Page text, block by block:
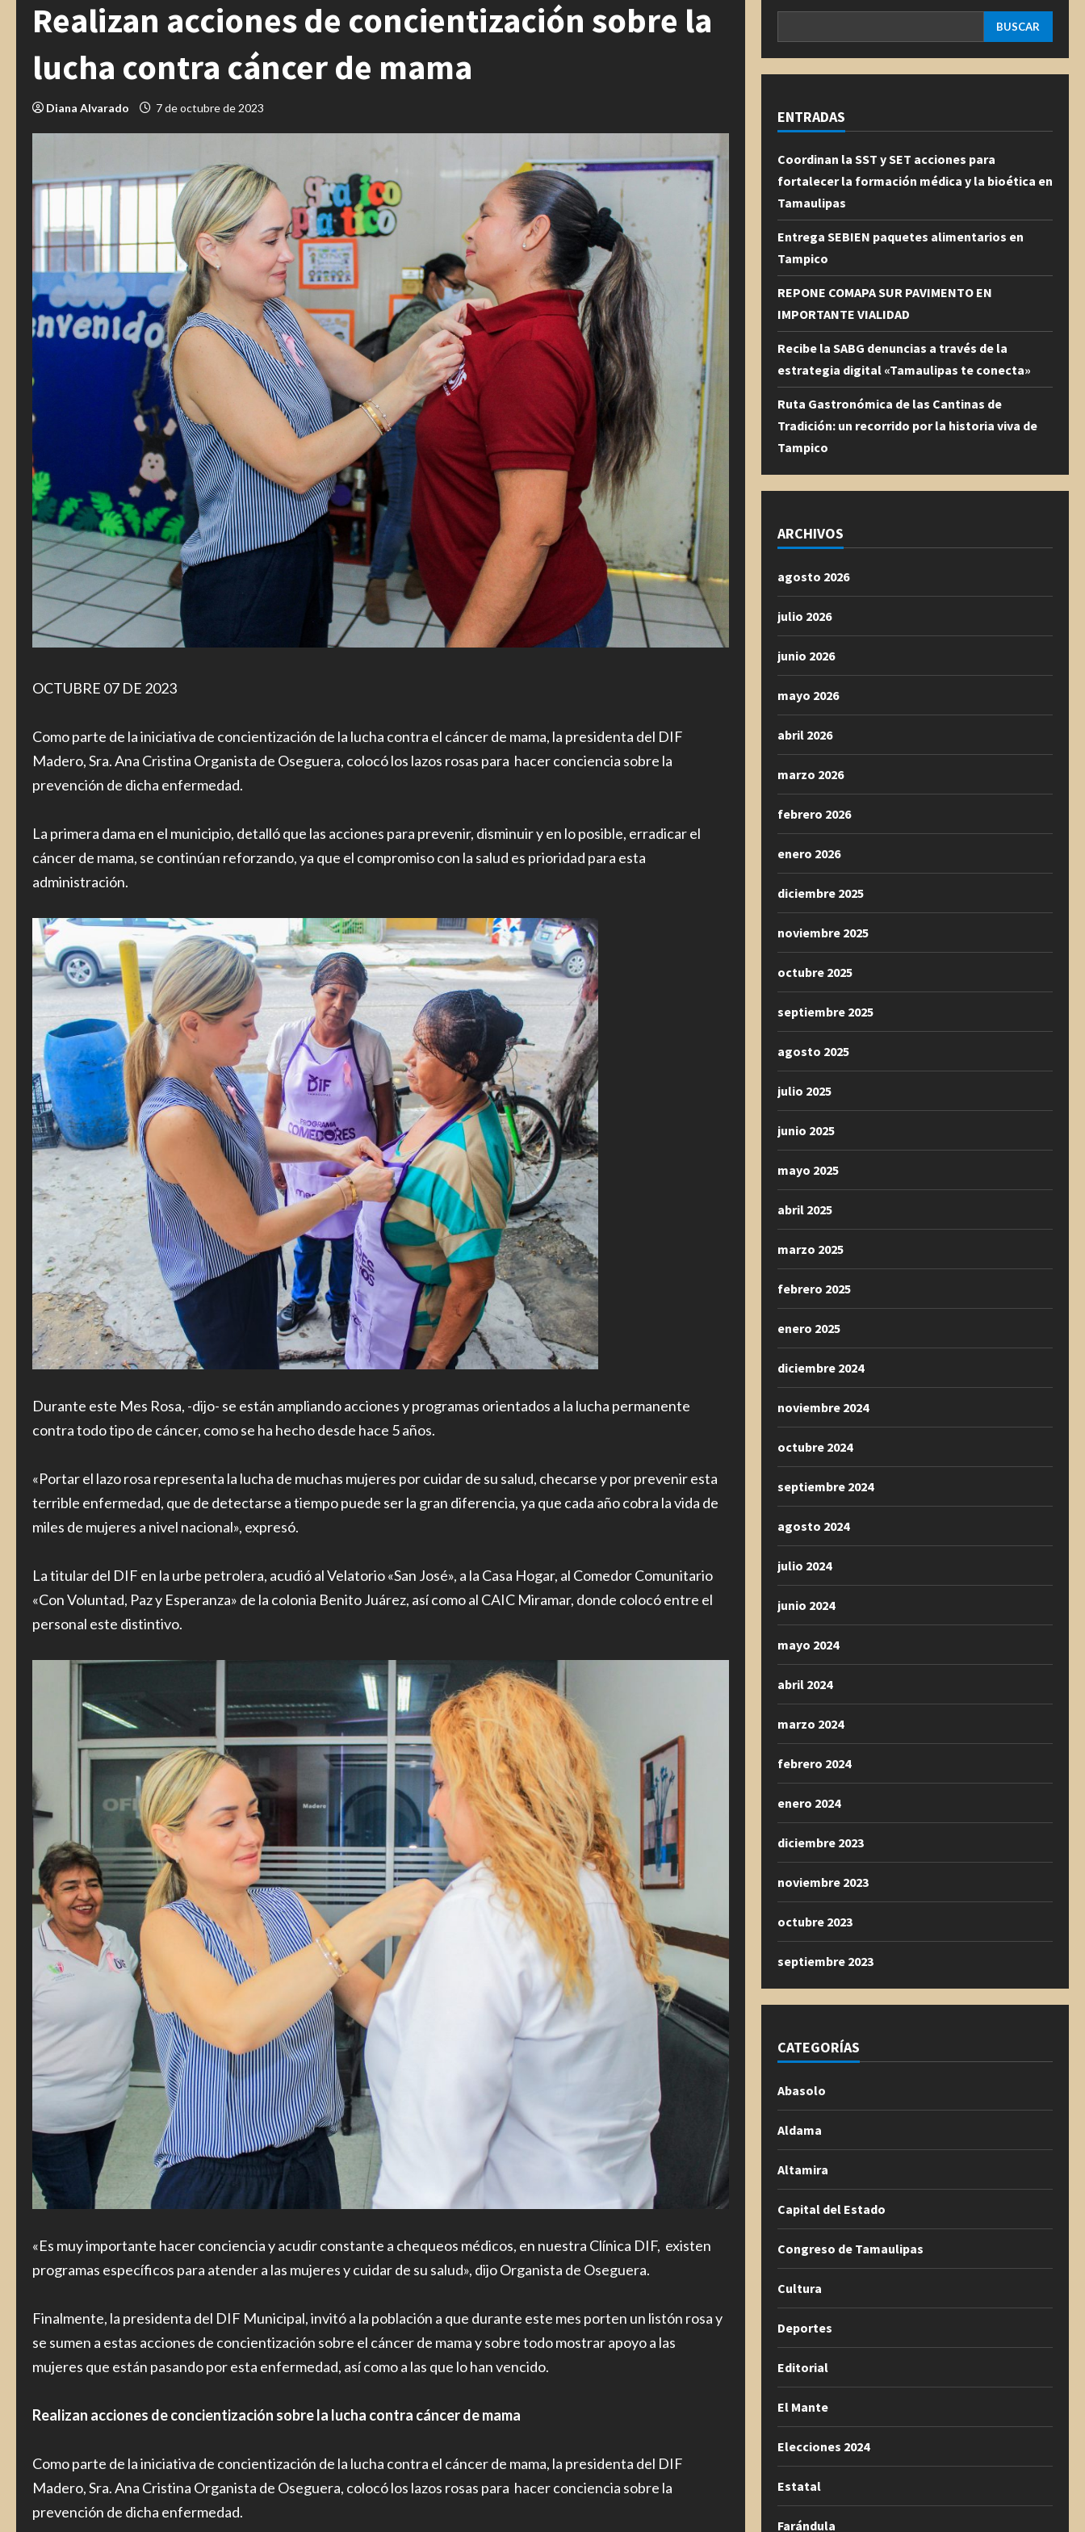
Realizan acciones de concientización sobre la
lucha contra cáncer de mama
Diana Alvarado 7 de octubre de 2023
OCTUBRE 07 DE 2023
Como parte de la iniciativa de concientización de la lucha contra el cáncer de mama, la presidenta del DIF
Madero, Sra. Ana Cristina Organista de Oseguera, colocó los lazos rosas para hacer conciencia sobre la
prevención de dicha enfermedad.
La primera dama en el municipio, detalló que las acciones para prevenir, disminuir y en lo posible, erradicar el
cáncer de mama, se continúan reforzando, ya que el compromiso con la salud es prioridad para esta
administración.
Durante este Mes Rosa, -dijo- se están ampliando acciones y programas orientados a la lucha permanente
contra todo tipo de cáncer, como se ha hecho desde hace 5 años.
«Portar el lazo rosa representa la lucha de muchas mujeres por cuidar de su salud, checarse y por prevenir esta
terrible enfermedad, que de detectarse a tiempo puede ser la gran diferencia, ya que cada año cobra la vida de
miles de mujeres a nivel nacional», expresó.
La titular del DIF en la urbe petrolera, acudió al Velatorio «San José», a la Casa Hogar, al Comedor Comunitario
«Con Voluntad, Paz y Esperanza» de la colonia Benito Juárez, así como al CAIC Miramar, donde colocó entre el
personal este distintivo.
«Es muy importante hacer conciencia y acudir constante a chequeos médicos, en nuestra Clínica DIF, existen
programas específicos para atender a las mujeres y cuidar de su salud», dijo Organista de Oseguera.
Finalmente, la presidenta del DIF Municipal, invitó a la población a que durante este mes porten un listón rosa y
se sumen a estas acciones de concientización sobre el cáncer de mama y sobre todo mostrar apoyo a las
mujeres que están pasando por esta enfermedad, así como a las que lo han vencido.
Realizan acciones de concientización sobre la lucha contra cáncer de mama
Como parte de la iniciativa de concientización de la lucha contra el cáncer de mama, la presidenta del DIF
Madero, Sra. Ana Cristina Organista de Oseguera, colocó los lazos rosas para hacer conciencia sobre la
prevención de dicha enfermedad.
BUSCAR
ENTRADAS
Coordinan la SST y SET acciones para
fortalecer la formación médica y la bioética en
Tamaulipas
Entrega SEBIEN paquetes alimentarios en
Tampico
REPONE COMAPA SUR PAVIMENTO EN
IMPORTANTE VIALIDAD
Recibe la SABG denuncias a través de la
estrategia digital «Tamaulipas te conecta»
Ruta Gastronómica de las Cantinas de
Tradición: un recorrido por la historia viva de
Tampico
ARCHIVOS
agosto 2026
julio 2026
junio 2026
mayo 2026
abril 2026
marzo 2026
febrero 2026
enero 2026
diciembre 2025
noviembre 2025
octubre 2025
septiembre 2025
agosto 2025
julio 2025
junio 2025
mayo 2025
abril 2025
marzo 2025
febrero 2025
enero 2025
diciembre 2024
noviembre 2024
octubre 2024
septiembre 2024
agosto 2024
julio 2024
junio 2024
mayo 2024
abril 2024
marzo 2024
febrero 2024
enero 2024
diciembre 2023
noviembre 2023
octubre 2023
septiembre 2023
CATEGORÍAS
Abasolo
Aldama
Altamira
Capital del Estado
Congreso de Tamaulipas
Cultura
Deportes
Editorial
El Mante
Elecciones 2024
Estatal
Farándula